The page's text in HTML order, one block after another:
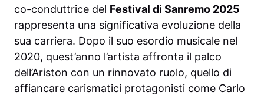
co-conduttrice del Festival di Sanremo 2025
rappresenta una significativa evoluzione della
sua carriera. Dopo il suo esordio musicale nel
2020, quest’anno l’artista affronta il palco
dell’Ariston con un rinnovato ruolo, quello di
affiancare carismatici protagonisti come Carlo